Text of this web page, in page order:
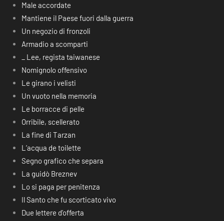
Male accordate
Mantiene il Paese fuori dalla guerra
Un negozio di fronzoli
Armadio a scomparti
_ Lee, regista taiwanese
Nomignolo offensivo
Le girano i velisti
Un vuoto nella memoria
Le borracce di pelle
Orribile, scellerato
La fine di Tarzan
L’acqua de toilette
Segno grafico che separa
La guidò Breznev
Lo si paga per penitenza
Il Santo che fu scorticato vivo
Due lettere d’offerta